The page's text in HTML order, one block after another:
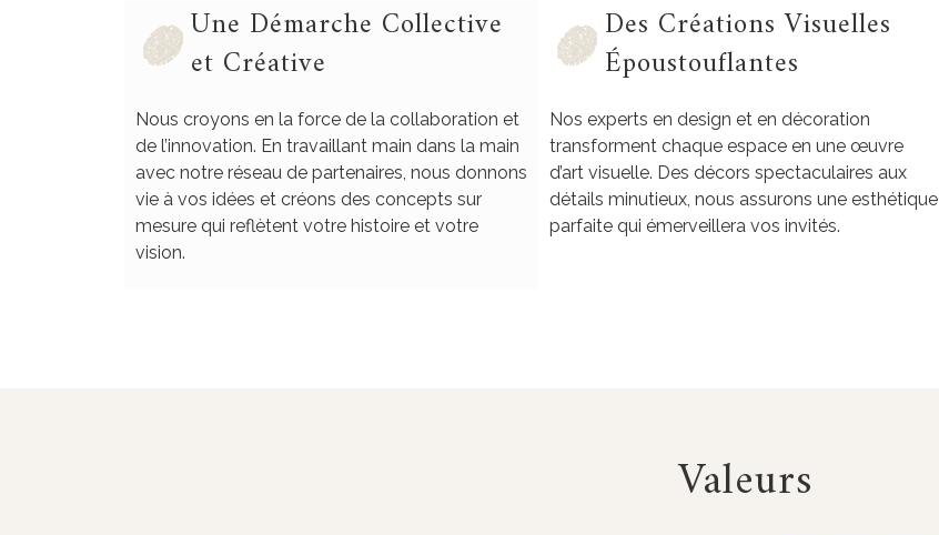
Une Démarche Collective
et Créative
Nous croyons en la force de la collaboration et
de l’innovation. En travaillant main dans la main
avec notre réseau de partenaires, nous donnons
vie à vos idées et créons des concepts sur
mesure qui reflètent votre histoire et votre
vision.
Des Créations Visuelles
Époustouflantes
Nos experts en design et en décoration
transforment chaque espace en une œuvre
d’art visuelle. Des décors spectaculaires aux
détails minutieux, nous assurons une esthétique
parfaite qui émerveillera vos invités.
Valeurs